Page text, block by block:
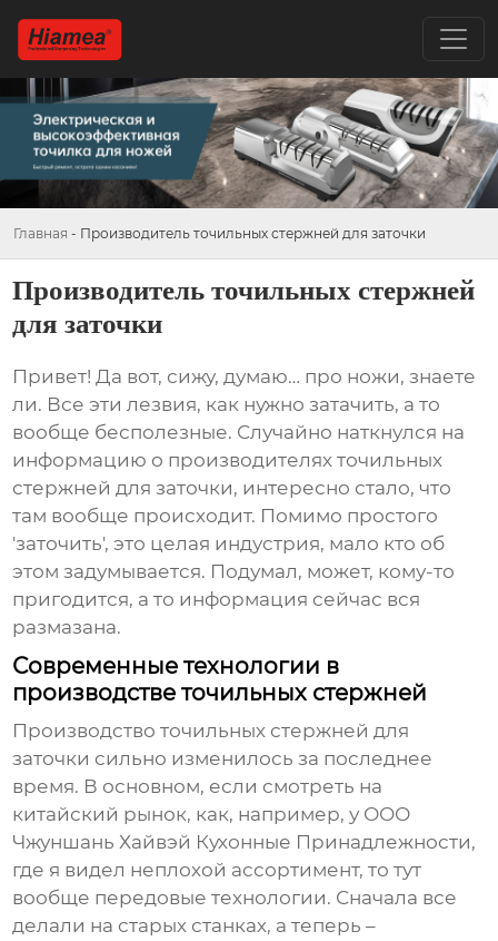
Главная - Производитель точильных стержней для заточки
Производитель точильных стержней
для заточки
Привет! Да вот, сижу, думаю… про ножи, знаете
ли. Все эти лезвия, как нужно затачить, а то
вообще бесполезные. Случайно наткнулся на
информацию о производителяхточильных
стержней для заточки, интересно стало, что
там вообще происходит. Помимо простого
'заточить', это целая индустрия, мало кто об
этом задумывается. Подумал, может, кому-то
пригодится, а то информация сейчас вся
размазана.
Современные технологии в
производстве точильных стержней
Производствоточильных стержней для
заточки сильно изменилось за последнее
время. В основном, если смотреть на
китайский рынок, как, например, у ООО
Чжуншань Хайвэй Кухонные Принадлежности,
где я видел неплохой ассортимент, то тут
вообще передовые технологии. Сначала все
делали на старых станках, а теперь –